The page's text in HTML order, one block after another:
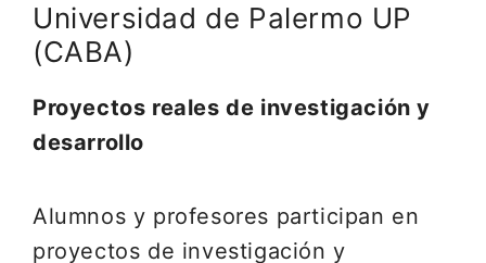
Universidad de Palermo UP
(CABA)
Proyectos reales de investigación y
desarrollo
Alumnos y profesores participan en
proyectos de investigación y